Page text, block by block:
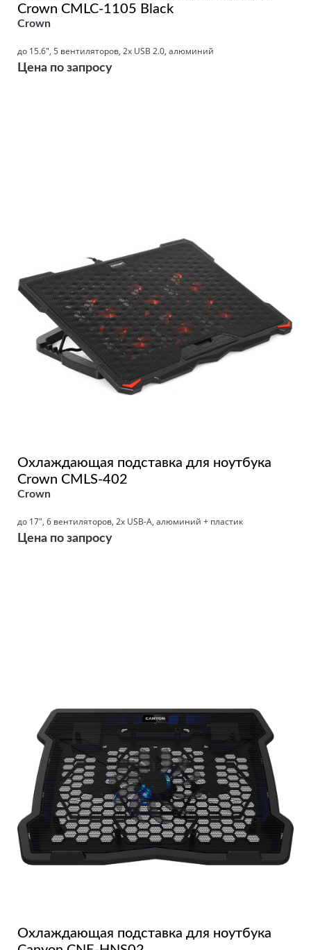
Crown CMLC-1105 Black
Crown
до 15.6", 5 вентиляторов, 2x USB 2.0, алюминий
Цена по запросу
Охлаждающая подставка для ноутбука
Crown CMLS-402
Crown
до 17", 6 вентиляторов, 2x USB-A, алюминий + пластик
Цена по запросу
Охлаждающая подставка для ноутбука